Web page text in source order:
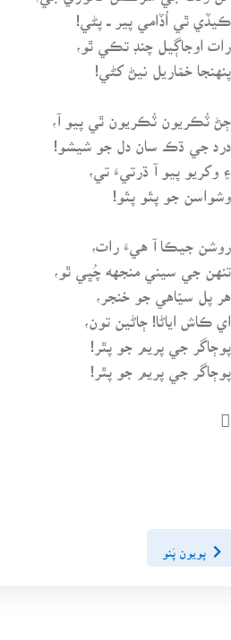
ڪيڏي ٿي اُڏامي پير ــ پڻي!
رات اوجاڳيل چنڊ تڪي ٿو،
پنهنجا خمّاريل نيڻ کڻي!
ڄڻ ٽُڪريون ٽُڪريون ٿي پيو آ،
درد جي ڌڪ سان دل جو شيشو!
۽ وکريو پيو آ ڌرتيءَ تي،
وشواسن جو پتّو پتّو!
روشن جيڪا آ هيءَ رات،
تنهن جي سيني منجهه چُڀي ٿو،
هر پل سيّاهي جو خنجر،
اي ڪاش اياڻا! ڄاڻين تون،
پوڄاگر جي پريم جو پٿر!
پوڄاگر جي پريم جو پٿر!

پويون پَنو